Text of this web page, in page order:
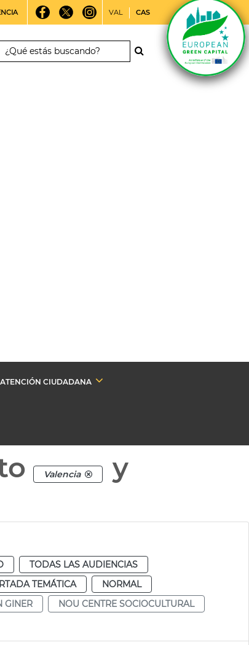
VAL CAS
ATENCIÓN CIUDADANA
Valencia
y
TODAS LAS AUDIENCIAS
TEMÁTICA
NORMAL
GINER
NOU CENTRE SOCIOCULTURAL